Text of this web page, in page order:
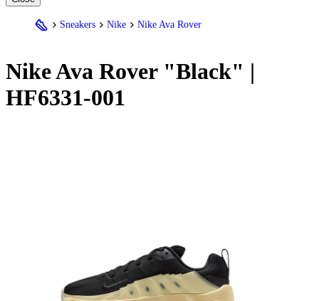
Sneakers Nike Nike Ava Rover
NikeAva Rover "Black" |
HF6331-001